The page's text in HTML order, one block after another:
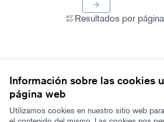
Información sobre las cookies
página web
Utilizamos cookies en nuestro sitio web
Resultados por
Términos y condiciones de uso
Configuración de cookies
Zeugaz en X
Zeugaz en Facebook
Zeugaz en Instagram
Zeugaz en YouTube
Zeugaz en GitHub